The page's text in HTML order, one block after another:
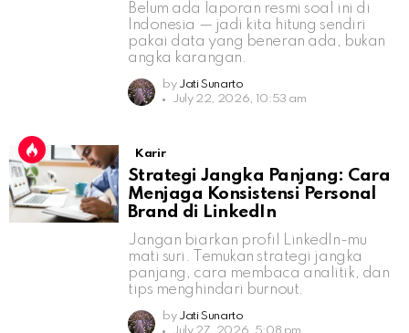
Belum ada laporan resmi soal ini di
Indonesia — jadi kita hitung sendiri
pakai data yang beneran ada, bukan
angka karangan.
by Jati Sunarto
July 22, 2026, 10:53 am
Karir
Strategi Jangka Panjang: Cara
Menjaga Konsistensi Personal
Brand di LinkedIn
Jangan biarkan profil LinkedIn-mu
mati suri. Temukan strategi jangka
panjang, cara membaca analitik, dan
tips menghindari burnout.
by Jati Sunarto